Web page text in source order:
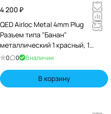
4 200 ₽
QED Airloc Metal 4mm Plug
Разъем типа "Банан"
металлический 1 красный, 1
черный пара (QE1910)
0 0 В наличии
В корзину